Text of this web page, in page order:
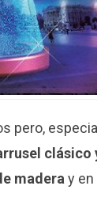
pero,
clásico
madera y en